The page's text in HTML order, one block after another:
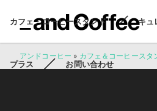
カフェ・コーヒースタンド キュ
プラス お問い合わせ
アンドコーヒー » カフェ＆コーヒースタ